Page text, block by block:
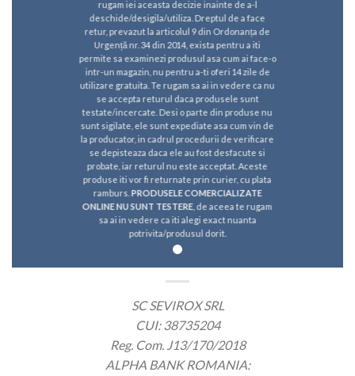
rugam iei aceasta decizie inainte de a-l
deschide/desigila/utiliza. Dreptul de a face
retur, prevazut la articolul 9 din Ordonanța de
Urgență nr. 34 din 2014, exista pentru a iti
permite sa examinezi produsul asa cum ai face-o
intr-un magazin, nu pentru a-ti oferi 14 zile de
utilizare gratuita. Te rugam sa ai in vedere ca nu
se accepta returul daca produsele sunt
testate/incercate. Desi o parte din produse nu
sunt sigilate, ele sunt expediate asa cum vin de
la producator, in cadrul procedurii de verificare
se depisteaza daca ele au fost desfacute si
probate, iar returul nu este acceptat. Aceste
produse iti vor fi returnate prin curier, cu plata
ramburs. PRODUSELE COMERCIALIZATE
ONLINE NU SUNT TESTERE, de aceea te rugam
sa ai in vedere ca iti alegi exact nuanta
potrivita/produsul dorit.
SC SEVIROX SRL
CUI: 38735204
Reg. Com. J13/170/2018
ALPHA BANK ROMANIA: